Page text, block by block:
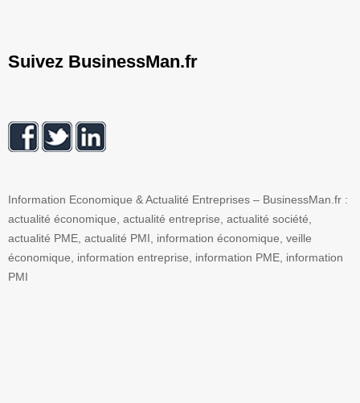
Suivez BusinessMan.fr
Information Economique & Actualité Entreprises – BusinessMan.fr :
actualité économique, actualité entreprise, actualité société,
actualité PME, actualité PMI, information économique, veille
économique, information entreprise, information PME, information
PMI